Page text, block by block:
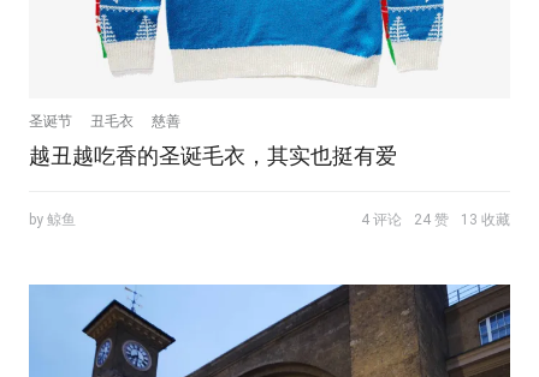
圣诞节 丑毛衣 慈善
越丑越吃香的圣诞毛衣，其实也挺有爱
by 鲸鱼 4 评论 24 赞 13 收藏